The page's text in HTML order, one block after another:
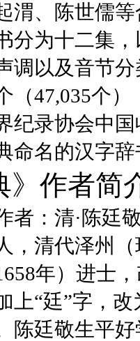
渭、陈世儒
分为十二集
调以及音节
（47,035个
纪录协会中
命名的汉字辞
》作者简
：清·陈廷敬
，清代泽州
年）进士
上“廷”字，
陈廷敬生平